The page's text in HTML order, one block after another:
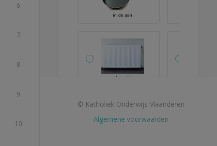
6.
7.
8.
9.
10.
Je hebt nog niet alle
© Katholiek Onderwijs Vlaanderen
Algemene voorwaarden